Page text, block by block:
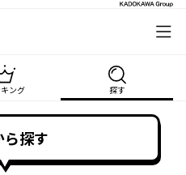
ング 探す
探す